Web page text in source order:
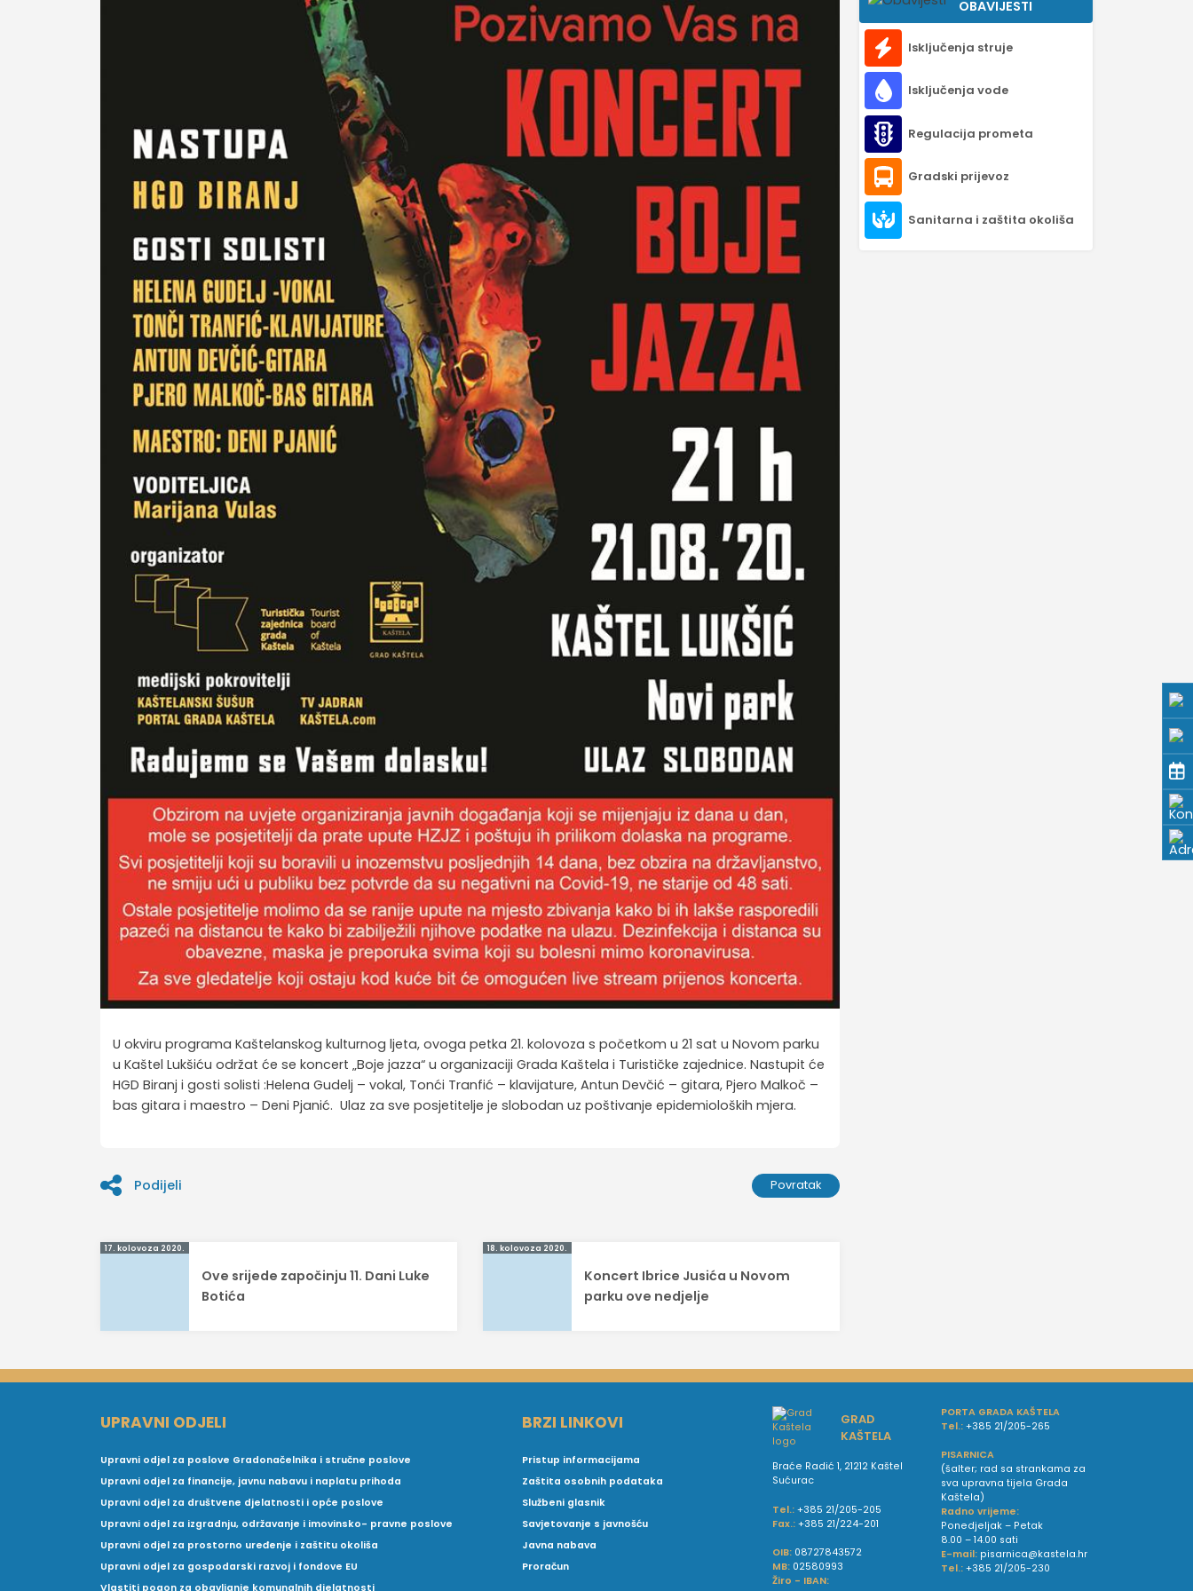
U okviru programa Kaštelanskog kulturnog ljeta, ovoga petka 21. kolovoza s početkom u 21 sat u Novom parku
u Kaštel Lukšiću održat će se koncert „Boje jazza“ u organizaciji Grada Kaštela i Turističke zajednice. Nastupit će
HGD Biranj i gosti solisti :Helena Gudelj – vokal, Tonći Tranfić – klavijature, Antun Devčić – gitara, Pjero Malkoč –
bas gitara i maestro – Deni Pjanić. Ulaz za sve posjetitelje je slobodan uz poštivanje epidemioloških mjera.
Podijeli Povratak
OBAVIJESTI
Isključenja struje
Isključenja vode
Regulacija prometa
Gradski prijevoz
Sanitarna i zaštita okoliša
Navigacija
17. kolovoza 2020.
Ove srijede započinju 11. Dani Luke
Botića
18. kolovoza 2020.
Koncert Ibrice Jusića u Novom
parku ove nedjelje
UPRAVNI ODJELI
Upravni odjel za poslove Gradonačelnika i stručne poslove
Upravni odjel za financije, javnu nabavu i naplatu prihoda
Upravni odjel za društvene djelatnosti i opće poslove
Upravni odjel za izgradnju, održavanje i imovinsko- pravne poslove
Upravni odjel za prostorno uređenje i zaštitu okoliša
Upravni odjel za gospodarski razvoj i fondove EU
Vlastiti pogon za obavljanje komunalnih djelatnosti
BRZI LINKOVI
Pristup informacijama
Zaštita osobnih podataka
Službeni glasnik
Savjetovanje s javnošću
Javna nabava
Proračun
GRAD
KAŠTELA
Braće Radić 1, 21212 Kaštel
Sućurac
Tel.: +385 21/205-205
Fax.: +385 21/224-201
OIB: 08727843572
MB: 02580993
Žiro - IBAN:
PORTA GRADA KAŠTELA
Tel.: +385 21/205-265
PISARNICA
(šalter; rad sa strankama za
sva upravna tijela Grada
Kaštela)
Radno vrijeme:
Ponedjeljak – Petak
8.00 – 14.00 sati
E-mail: pisarnica@kastela.hr
Tel.: +385 21/205-230